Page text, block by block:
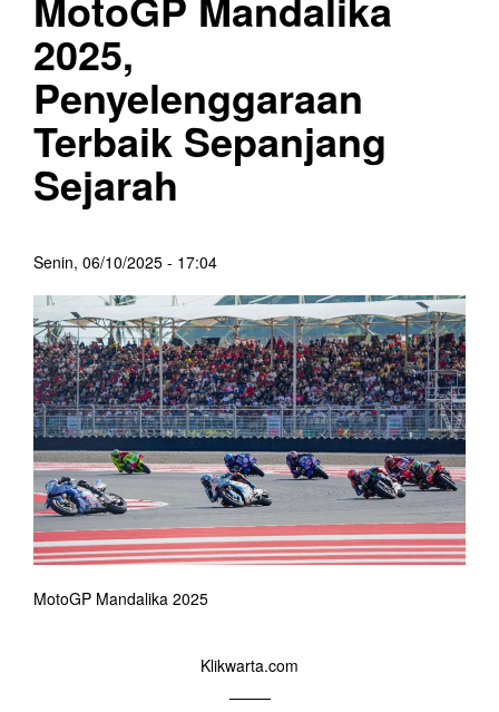
2025,
Penyelenggaraan
Terbaik Sepanjang
Sejarah
Senin, 06/10/2025 - 17:04
MotoGP Mandalika 2025
Klikwarta.com